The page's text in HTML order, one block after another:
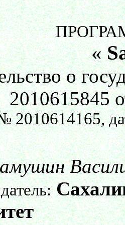
«
о
2010615845
2010614165,